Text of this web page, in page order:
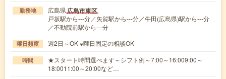
勤務地 広島県広島市東区
戸坂駅から---分／矢賀駅から---分／牛田(広島県)駅から---分
／不動院前駅から---分
曜日頻度 週2日～OK ※曜日固定の相談OK
時間
★スタート時間選べます～シフト例～7:00～16:009:00～
18:0011:00～20:00など…